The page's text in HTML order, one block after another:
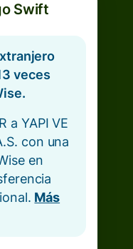
Swift
veces
a YAPI VE
con una
en
Más